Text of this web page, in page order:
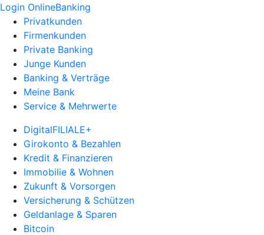
Login OnlineBanking
Privatkunden
Firmenkunden
Private Banking
Junge Kunden
Banking & Verträge
Meine Bank
Service & Mehrwerte
DigitalFILIALE+
Girokonto & Bezahlen
Kredit & Finanzieren
Immobilie & Wohnen
Zukunft & Vorsorgen
Versicherung & Schützen
Geldanlage & Sparen
Bitcoin